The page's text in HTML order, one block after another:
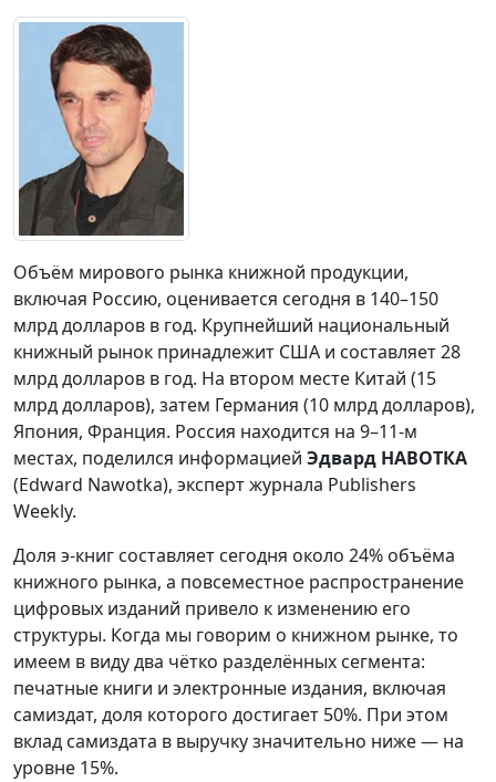
Объём мирового рынка книжной продукции,
включая Россию, оценивается сегодня в 140–150
млрд долларов в год. Крупнейший национальный
книжный рынок принадлежит США и составляет 28
млрд долларов в год. На втором месте Китай (15
млрд долларов), затем Германия (10 млрд долларов),
Япония, Франция. Россия находится на 9–11-м
местах, поделился информацией Эдвард НАВОТКА
(Edward Nawotka), эксперт журнала Publishers
Weekly.
Доля э-книг составляет сегодня около 24% объёма
книжного рынка, а повсеместное распространение
цифровых изданий привело к изменению его
структуры. Когда мы говорим о книжном рынке, то
имеем в виду два чётко разделённых сегмента:
печатные книги и электронные издания, включая
самиздат, доля которого достигает 50%. При этом
вклад самиздата в выручку значительно ниже — на
уровне 15%.